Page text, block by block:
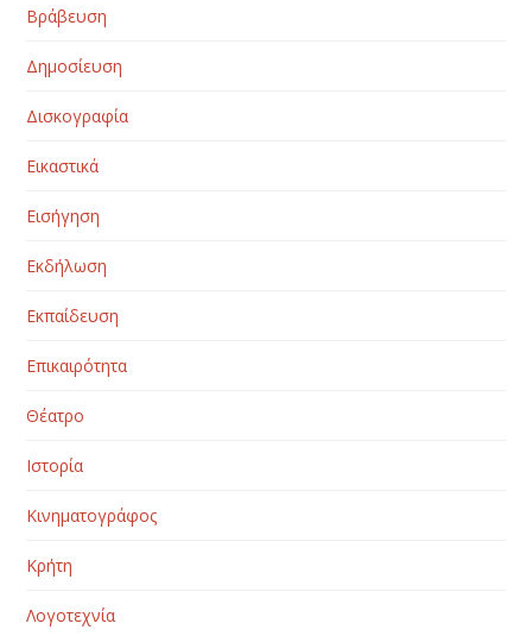
Βράβευση
Δημοσίευση
Δισκογραφία
Εικαστικά
Εισήγηση
Εκδήλωση
Εκπαίδευση
Επικαιρότητα
Θέατρο
Ιστορία
Κινηματογράφος
Κρήτη
Λογοτεχνία